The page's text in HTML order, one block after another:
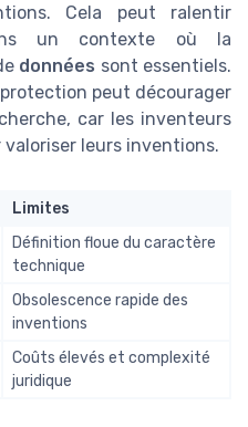
Cela peut ralentir
un contexte où la
données sont essentiels.
protection peut décourager
car les inventeurs
leurs inventions.
Limites
Définition floue du caractère
technique
Obsolescence rapide des
inventions
Coûts élevés et complexité
juridique